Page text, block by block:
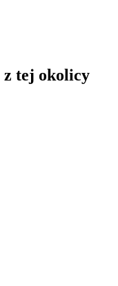
z tej okolicy